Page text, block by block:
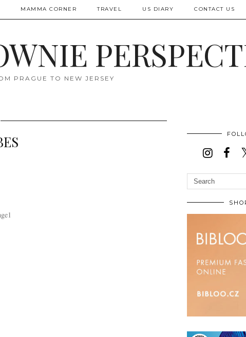
MAMMA CORNER TRAVEL US DIARY CONTACT US
PRAGUE TO NEW JERSEY